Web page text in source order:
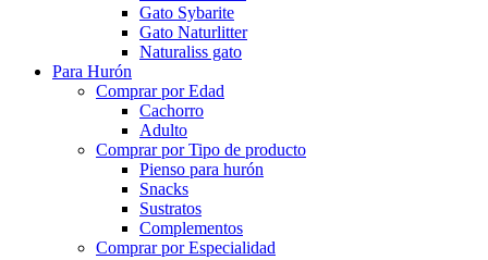
Gato Sybarite
Gato Naturlitter
Naturaliss gato
Para Hurón
Comprar por Edad
Cachorro
Adulto
Comprar por Tipo de producto
Pienso para hurón
Snacks
Sustratos
Complementos
Comprar por Especialidad